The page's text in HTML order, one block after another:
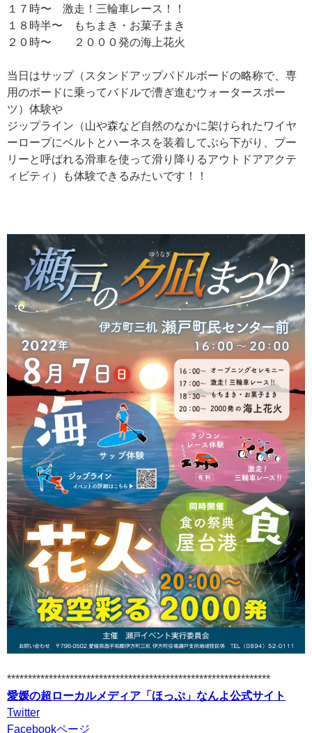
１７時〜 激走！三輪車レース！！
１８時半〜 もちまき・お菓子まき
２０時〜 ２０００発の海上花火
当日はサップ（ スタンドアップパドルボードの略称で、専
用のボードに乗ってバドルで漕ぎ進むウォータースポー
ツ） 体験や
ジップライン（山や森など自然のなかに架けられたワイヤ
ーロープにベルトとハーネスを装着してぶら下がり、プー
リーと呼ばれる滑車を使って滑り降りるアウトドアアクテ
ィビティ）
も体験できるみたいです！！
***************************************************************
愛媛の超ローカルメディア「ほっぷ」なんよ公式サイト
Twitter
Facebookページ